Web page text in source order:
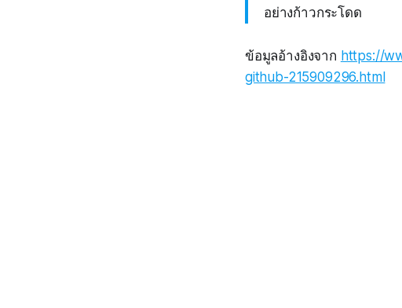
อย่างก้าวกระโดด
ข้อมูลอ้างอิงจาก https://
github-215909296.html